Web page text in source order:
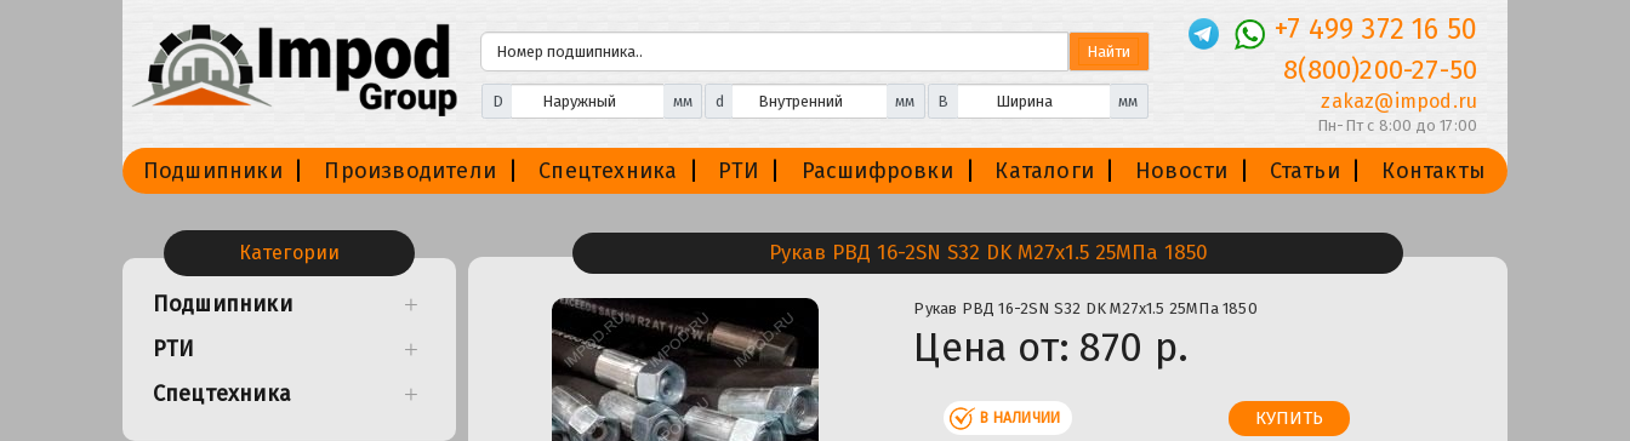
D мм d мм B мм
+7 499 372 16 50
8(800)200-27-50
zakaz@impod.ru
Пн-Пт с 8:00 до 17:00
Подшипники Производители Спецтехника РТИ Расшифровки Каталоги Новости Статьи Контакты
Категории
Подшипники
РТИ
Спецтехника
Рукав РВД 16-2SN S32 DK М27х1.5 25МПа 1850
Рукав РВД 16-2SN S32 DK М27х1.5 25МПа 1850
Цена от: 870 р.
В НАЛИЧИИ